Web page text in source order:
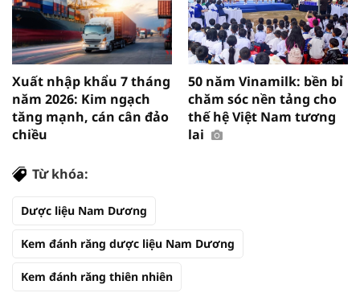
Xuất nhập khẩu 7 tháng
năm 2026: Kim ngạch
tăng mạnh, cán cân đảo
chiều
50 năm Vinamilk: bền bỉ
chăm sóc nền tảng cho
thế hệ Việt Nam tương
lai
Từ khóa:
Dược liệu Nam Dương
Kem đánh răng dược liệu Nam Dương
Kem đánh răng thiên nhiên